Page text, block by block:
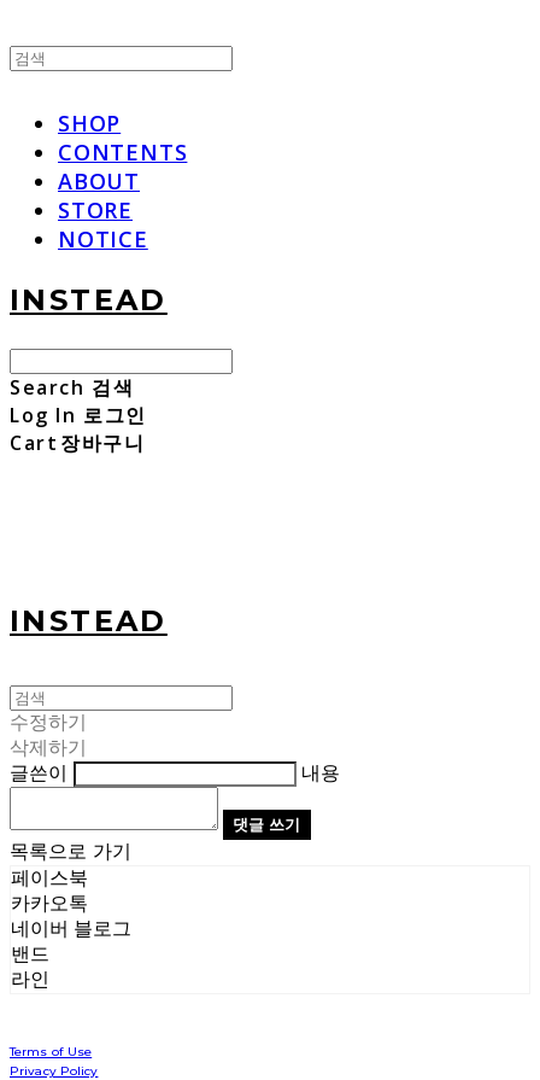
SHOP
CONTENTS
ABOUT
STORE
NOTICE
INSTEAD
Search 검색
Log In 로그인
Cart 장바구니
INSTEAD
수정하기
삭제하기
글쓴이
내용
댓글 쓰기
목록으로 가기
페이스북
카카오톡
네이버 블로그
밴드
라인
Terms of Use
Privacy Policy